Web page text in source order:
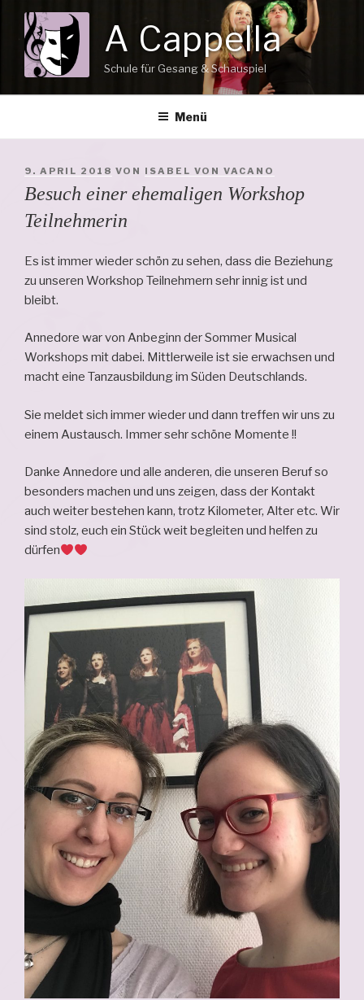
Inhalt
springen
A Cappella
Schule für Gesang & Schauspiel
Menü
VERÖFFENTLICHT
AM
9. APRIL 2018 VON ISABEL VON VACANO
Besuch einer ehemaligen Workshop
Teilnehmerin
Es ist immer wieder schön zu sehen, dass die Beziehung
zu unseren Workshop Teilnehmern sehr innig ist und
bleibt.
Annedore war von Anbeginn der Sommer Musical
Workshops mit dabei. Mittlerweile ist sie erwachsen und
macht eine Tanzausbildung im Süden Deutschlands.
Sie meldet sich immer wieder und dann treffen wir uns zu
einem Austausch. Immer sehr schöne Momente !!
Danke Annedore und alle anderen, die unseren Beruf so
besonders machen und uns zeigen, dass der Kontakt
auch weiter bestehen kann, trotz Kilometer, Alter etc. Wir
sind stolz, euch ein Stück weit begleiten und helfen zu
dürfen